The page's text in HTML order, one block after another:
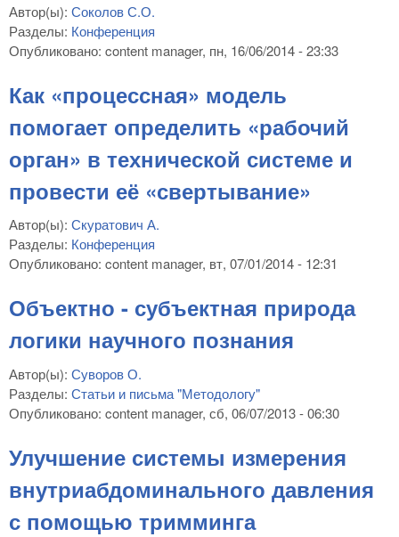
Автор(ы): Соколов С.О.
Разделы: Конференция
Опубликовано: content manager, пн, 16/06/2014 - 23:33
Как «процессная» модель
помогает определить «рабочий
орган» в технической системе и
провести её «свертывание»
Автор(ы): Скуратович А.
Разделы: Конференция
Опубликовано: content manager, вт, 07/01/2014 - 12:31
Объектно - субъектная природа
логики научного познания
Автор(ы): Суворов О.
Разделы: Статьи и письма "Методологу"
Опубликовано: content manager, сб, 06/07/2013 - 06:30
Улучшение системы измерения
внутриабдоминального давления
с помощью тримминга